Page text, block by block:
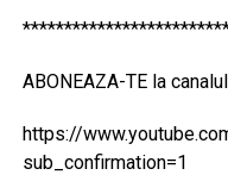
ABONEAZA-TE la
https://
sub_confirmation=1